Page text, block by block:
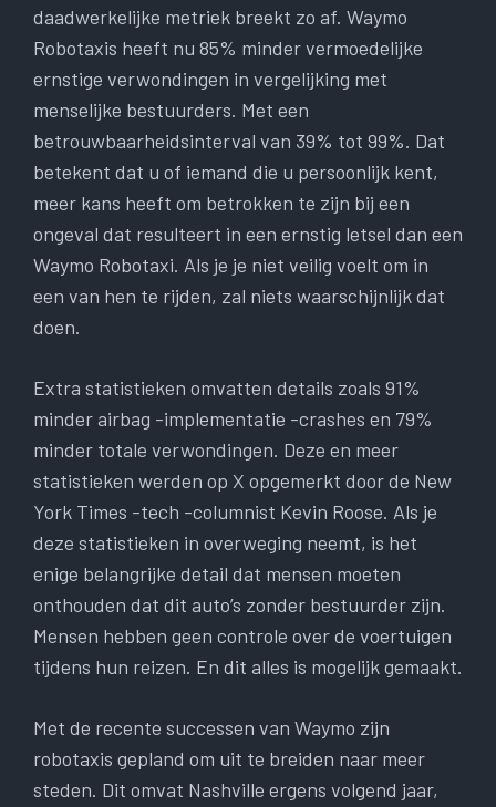
daadwerkelijke metriek breekt zo af. Waymo
Robotaxis heeft nu 85% minder vermoedelijke
ernstige verwondingen in vergelijking met
menselijke bestuurders. Met een
betrouwbaarheidsinterval van 39% tot 99%. Dat
betekent dat u of iemand die u persoonlijk kent,
meer kans heeft om betrokken te zijn bij een
ongeval dat resulteert in een ernstig letsel dan een
Waymo Robotaxi. Als je je niet veilig voelt om in
een van hen te rijden, zal niets waarschijnlijk dat
doen.
Extra statistieken omvatten details zoals 91%
minder airbag -implementatie -crashes en 79%
minder totale verwondingen. Deze en meer
statistieken werden op X opgemerkt door de New
York Times -tech -columnist Kevin Roose. Als je
deze statistieken in overweging neemt, is het
enige belangrijke detail dat mensen moeten
onthouden dat dit auto’s zonder bestuurder zijn.
Mensen hebben geen controle over de voertuigen
tijdens hun reizen. En dit alles is mogelijk gemaakt.
Met de recente successen van Waymo zijn
robotaxis gepland om uit te breiden naar meer
steden. Dit omvat Nashville ergens volgend jaar,